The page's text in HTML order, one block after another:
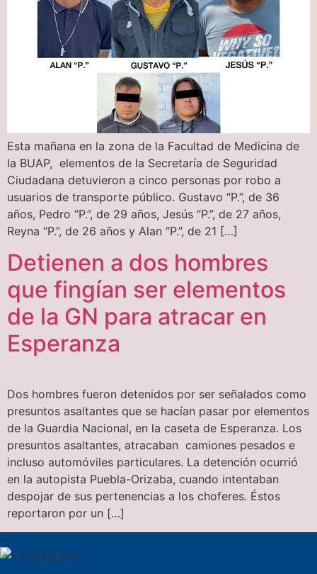
Esta mañana en la zona de la Facultad de Medicina de
la BUAP, elementos de la Secretaría de Seguridad
Ciudadana detuvieron a cinco personas por robo a
usuarios de transporte público. Gustavo “P.”, de 36
años, Pedro “P.”, de 29 años, Jesús “P.”, de 27 años,
Reyna “P.”, de 26 años y Alan “P.”, de 21 […]
Detienen a dos hombres
que fingían ser elementos
de la GN para atracar en
Esperanza
Dos hombres fueron detenidos por ser señalados como
presuntos asaltantes que se hacían pasar por elementos
de la Guardia Nacional, en la caseta de Esperanza. Los
presuntos asaltantes, atracaban camiones pesados e
incluso automóviles particulares. La detención ocurrió
en la autopista Puebla-Orizaba, cuando intentaban
despojar de sus pertenencias a los choferes. Éstos
reportaron por un […]